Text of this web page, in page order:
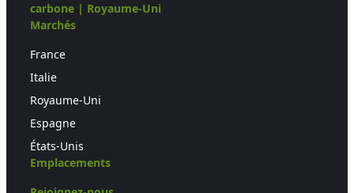
carbone | Royaume-Uni
Marchés
France
Italie
Royaume-Uni
Espagne
États-Unis
Emplacements